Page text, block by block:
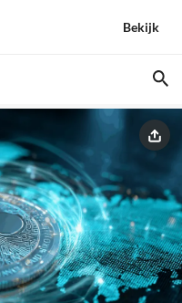
Bekijk